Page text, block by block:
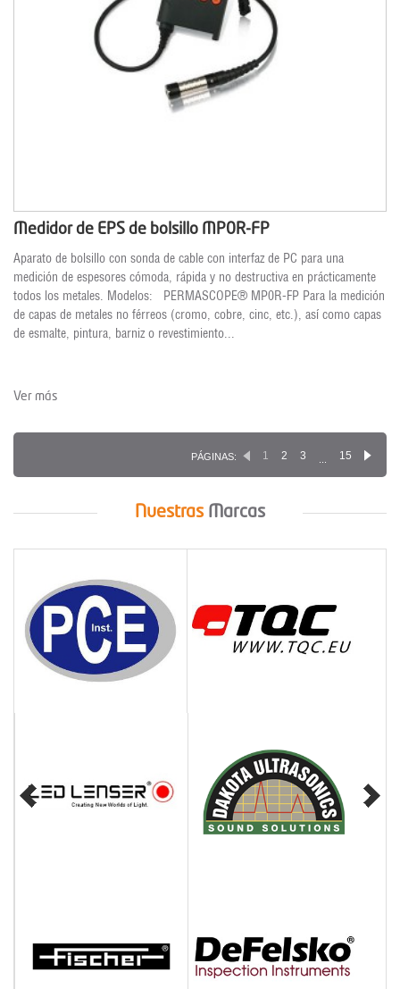
Medidor de EPS de bolsillo MP0R-FP
Aparato de bolsillo con sonda de cable con interfaz de PC para una
medición de espesores cómoda, rápida y no destructiva en prácticamente
todos los metales. Modelos: PERMASCOPE® MP0R-FP Para la medición
de capas de metales no férreos (cromo, cobre, cinc, etc.), así como capas
de esmalte, pintura, barniz o revestimiento...
Ver más
PÁGINAS: 1 2 3 15
Nuestras Marcas